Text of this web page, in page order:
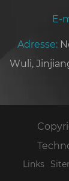
E-
Adresse:
Wuli,
Links